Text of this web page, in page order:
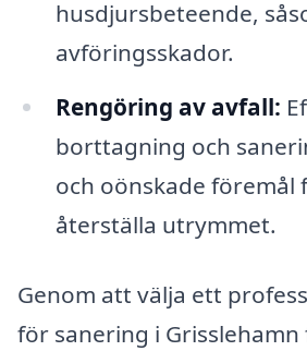
husdjursbeteende,
avföringsskador.
Rengöring av avfall:
borttagning och
och oönskade föremål
återställa utrymmet.
Genom att välja ett
för sanering i